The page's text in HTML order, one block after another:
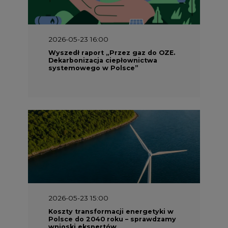
Wyszedł raport „Przez gaz do OZE.
Dekarbonizacja ciepłownictwa
systemowego w Polsce”
Koszty transformacji energetyki w
Polsce do 2040 roku – sprawdzamy
wnioski ekspertów